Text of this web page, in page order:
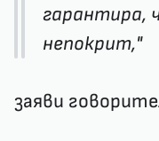
гарантира,
непокрит,"
заяви